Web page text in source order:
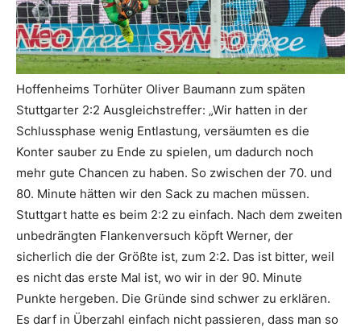
Hoffenheims Torhüter Oliver Baumann zum späten
Stuttgarter 2:2 Ausgleichstreffer: „Wir hatten in der
Schlussphase wenig Entlastung, versäumten es die
Konter sauber zu Ende zu spielen, um dadurch noch
mehr gute Chancen zu haben. So zwischen der 70. und
80. Minute hätten wir den Sack zu machen müssen.
Stuttgart hatte es beim 2:2 zu einfach. Nach dem zweiten
unbedrängten Flankenversuch köpft Werner, der
sicherlich die der Größte ist, zum 2:2. Das ist bitter, weil
es nicht das erste Mal ist, wo wir in der 90. Minute
Punkte hergeben. Die Gründe sind schwer zu erklären.
Es darf in Überzahl einfach nicht passieren, dass man so